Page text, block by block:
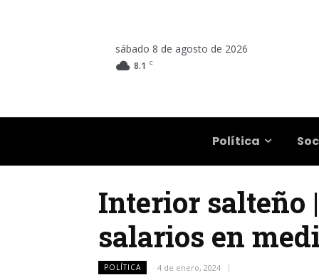
sábado 8 de agosto de 2026
8.1 C
Política
Interior salteño
salarios en
POLÍTICA 4 de enero, 2024